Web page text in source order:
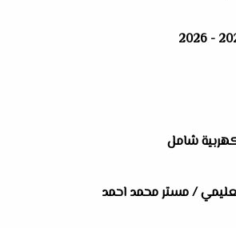
شامل
/مستر محمد احمد